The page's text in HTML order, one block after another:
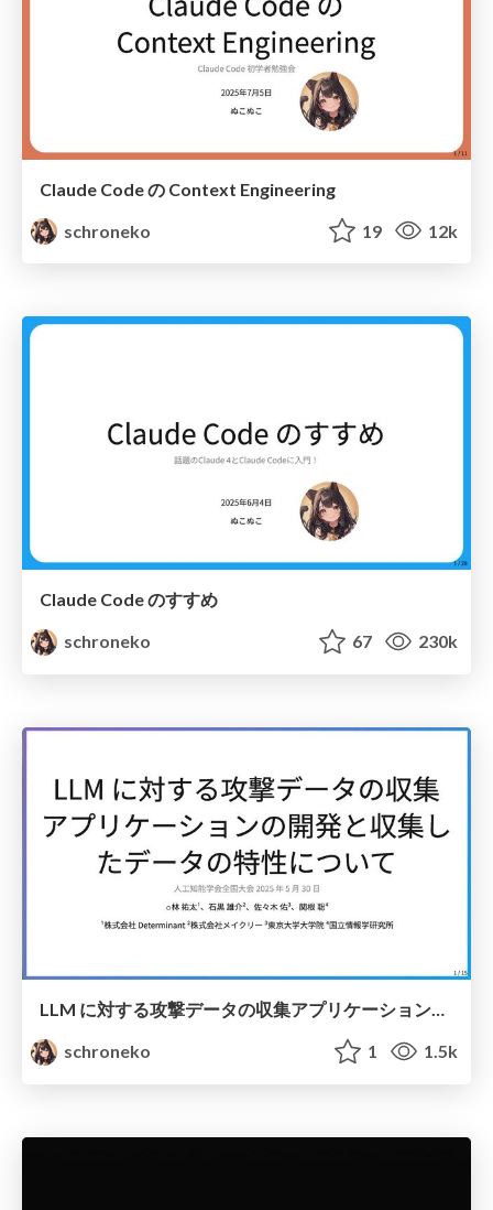
Claude Code の Context Engineering
schroneko
19 12k
Claude Code のすすめ
schroneko
67 230k
LLM に対する攻撃データの収集アプリケーションの開発と収集したデータの特性について
schroneko
1 1.5k